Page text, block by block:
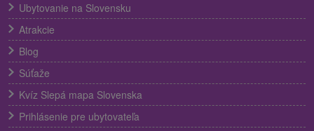
Ubytovanie na Slovensku
Atrakcie
Blog
Súťaže
Kvíz Slepá mapa Slovenska
Prihlásenie pre ubytovateľa